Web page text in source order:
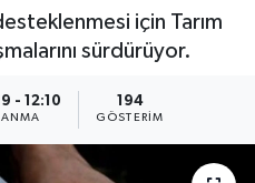
için Tarım
sürdürüyor.
- 12:10 194
GÖSTERIM